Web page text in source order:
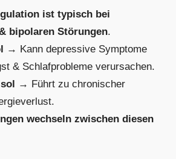
ist typisch bei
bipolaren Störungen.
→ Kann depressive Symptome
& Schlafprobleme verursachen.
→ Führt zu chronischer
wechseln zwischen diesen